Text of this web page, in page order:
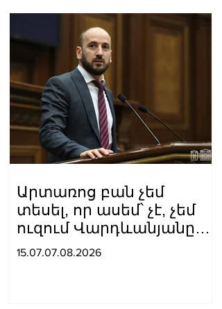
ավարտվել է
Արտառոց բան չեմ
տեսել, որ ասեմ՝ չէ, չեմ
ուզում Վարդևանյանը
լինի, ուզում եմ
15.07.07.08.2026